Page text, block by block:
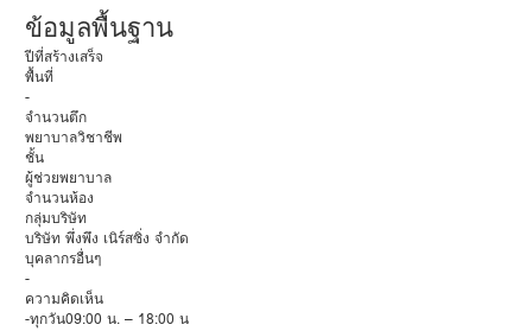
ข้อมูลพื้นฐาน
ปีที่สร้างเสร็จ
พื้นที่
-
จำนวนตึก
พยาบาลวิชาชีพ
ชั้น
ผู้ช่วยพยาบาล
จำนวนห้อง
กลุ่มบริษัท
บริษัท พึ่งพึง เนิร์สซิ่ง จำกัด
บุคลากรอื่นๆ
-
ความคิดเห็น
-ทุกวัน09:00 น. – 18:00 น